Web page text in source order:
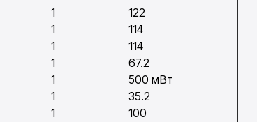
1
122
1
114
1
114
1
67.2
1
500 мВт
1
35.2
1
100